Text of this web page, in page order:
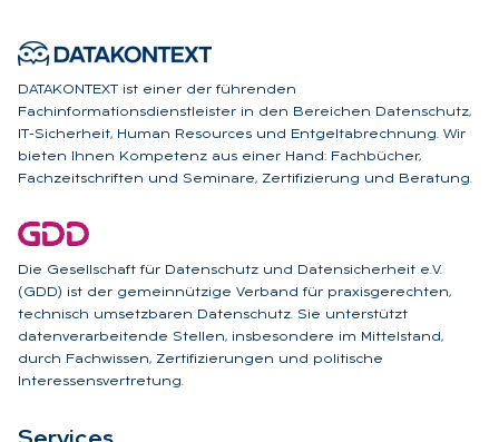
DATAKONTEXT ist einer der führenden
Fachinformationsdienstleister in den Bereichen Datenschutz,
IT-Sicherheit, Human Resources und Entgeltabrechnung. Wir
bieten Ihnen Kompetenz aus einer Hand: Fachbücher,
Fachzeitschriften und Seminare, Zertifizierung und Beratung.
Die Gesellschaft für Datenschutz und Datensicherheit e.V.
(GDD) ist der gemeinnützige Verband für praxisgerechten,
technisch umsetzbaren Datenschutz. Sie unterstützt
datenverarbeitende Stellen, insbesondere im Mittelstand,
durch Fachwissen, Zertifizierungen und politische
Interessensvertretung.